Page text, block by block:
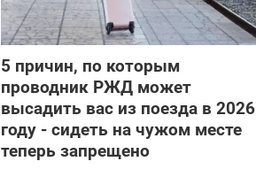
5 причин, по которым
проводник РЖД может
высадить вас из поезда в 2026
году - сидеть на чужом месте
теперь запрещено